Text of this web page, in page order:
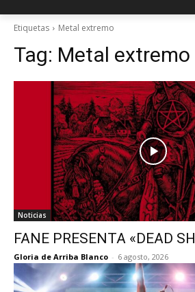
Etiquetas Metal extremo
Tag: Metal extremo
Noticias
FANE PRESENTA «DEAD
Gloria de Arriba Blanco - 6 agosto, 2026